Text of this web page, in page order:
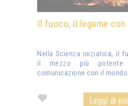
Il fuoco, il legame
Nella Scienza iniziatica, il
il mezzo più
comunicazione con il
Leggi di